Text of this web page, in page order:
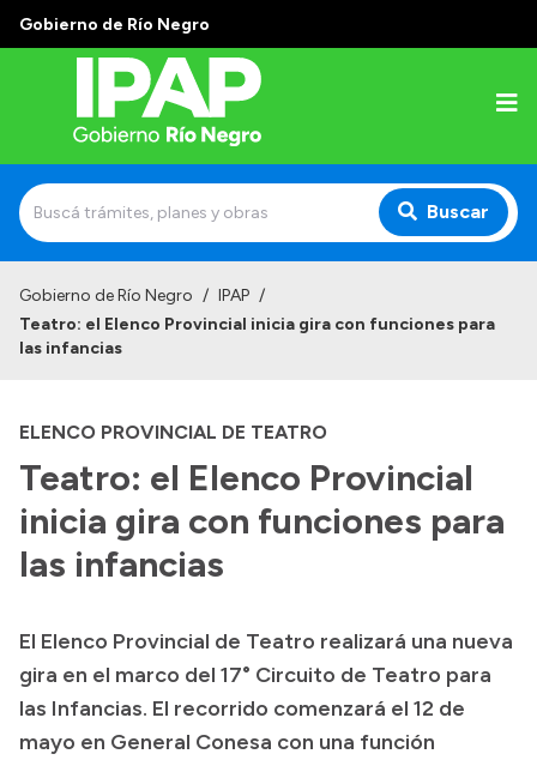
Gobierno de Río Negro
Buscar
Institucional
Autoridades
Alumnos
Docentes y Capacitadores
Delegaciones
Accesos directos
SIU GUARANÍ
Gobierno de Río Negro / IPAP /
Teatro: el Elenco Provincial inicia gira con funciones para
las infancias
ELENCO PROVINCIAL DE TEATRO
Teatro: el Elenco Provincial
inicia gira con funciones para
las infancias
El Elenco Provincial de Teatro realizará una nueva
gira en el marco del 17° Circuito de Teatro para
las Infancias. El recorrido comenzará el 12 de
mayo en General Conesa con una función